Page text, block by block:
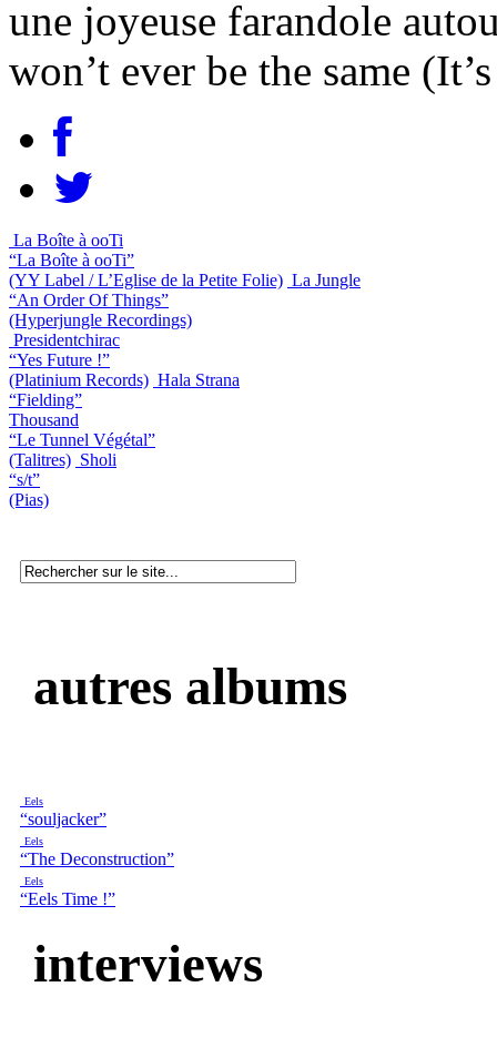
une joyeuse farandole
won’t ever be the same
La Boîte à ooTi
“La Boîte à ooTi”
(YY Label / L’Eglise de la Petite Folie) La Jungle
“An Order Of Things”
(Hyperjungle Recordings)
Presidentchirac
“Yes Future !”
(Platinium Records) Hala Strana
“Fielding”
Thousand
“Le Tunnel Végétal”
(Talitres) Sholi
“s/t”
(Pias)
autres albums
Eels
“souljacker”
Eels
“The Deconstruction”
Eels
“Eels Time !”
interviews